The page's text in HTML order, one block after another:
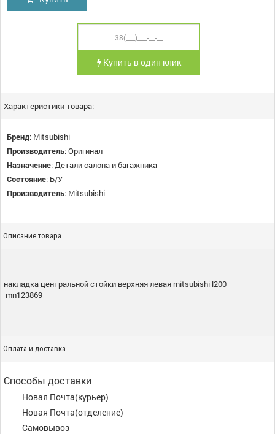
Купить в один клик
Характеристики товара:
Бренд: Mitsubishi
Производитель:Оригинал
Назначение:Детали салона и багажника
Состояние: Б/У
Производитель: Mitsubishi
Описание товара
накладка центральной стойки верхняя левая mitsubishi l200
mn123869
Оплата и доставка
Способы доставки
Новая Почта(курьер)
Новая Почта(отделение)
Самовывоз